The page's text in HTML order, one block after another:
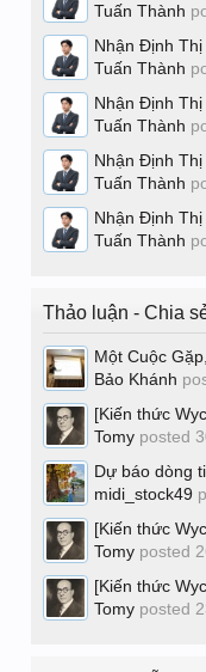
Tuấn Thành
Nhận Định Thị
Tuấn Thành
Nhận Định Thị
Tuấn Thành
Nhận Định Thị
Tuấn Thành
Nhận Định Thị
Tuấn Thành
Thảo luận - Chia
Một Cuộc
Bảo Khánh
[Kiến thức
Tomy posted
Dự báo dòng
midi_stock49
[Kiến thức
Tomy posted
[Kiến thức
Tomy posted